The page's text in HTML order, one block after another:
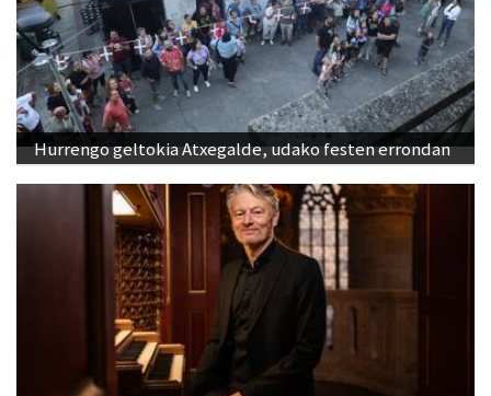
Hurrengo geltokia Atxegalde, udako festen errondan